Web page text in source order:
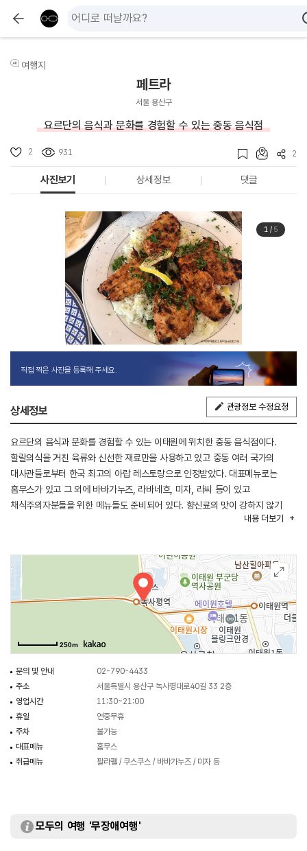
여행지
페트라
서울 용산구
요르단의 음식과 문화를 경험할 수 있는 중동 음식점
2 931 2
사진보기 상세정보 댓글
1/ 5
직접 찍은 사진을 등록해 주세요.
상세정보 관광정보 수정요청
요르단의 음식과 문화를 경험할 수 있는 이태원에 위치한 중동 음식점이다.
할랄의식을 거친 육류와 신선한 재료만을 사용하고 있고 중동 여러 국가의
대사관들로부터 한국 최고의 아랍 레스토랑으로 인정받았다. 대표메뉴로는
홈무스가 있고 그 외에 바바가누즈, 라바네흐, 미자, 라씨 등이 있고
채식주의자분들을 위한 메뉴들도 준비되어 있다. 향신료의 맛이 강하지 않기
때문에 어렵지 않게 접할 수 있다. 익숙하진 않지만 중동 음식을 경험하고
내용 더보기
250m
문의 및 안내
02-790-4433
주소
서울특별시 용산구 녹사평대로40길 33 2층
영업시간
11:30~21:00
휴일
연중무휴
주차
불가능
대표메뉴
홈무스
취급메뉴
팔라펠 / 쿠스쿠스 / 바바가누즈 / 미자 등
모두의 여행 '무장애여행'